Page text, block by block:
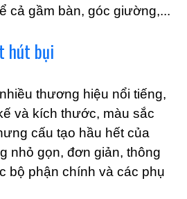
cả gầm bàn, góc giường,...
hút bụi
thương hiệu nổi tiếng,
và kích thước, màu sắc
cấu tạo hầu hết của
nhỏ gọn, đơn giản, thông
bộ phận chính và các phụ